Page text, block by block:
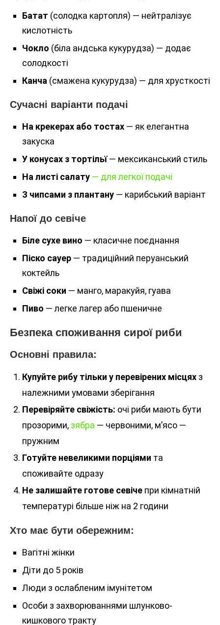
Батат (солодка картопля) — нейтралізує
кислотність
Чокло (біла андська кукурудза) — додає
солодкості
Канча (смажена кукурудза) — для хрусткості
Сучасні варіанти подачі
На крекерах або тостах — як елегантна
закуска
У конусах з тортільї— мексиканський стиль
На листі салату — для легкої подачі
З чипсами з плантану — карибський варіант
Напої до севіче
Біле сухе вино — класичне поєднання
Піско сауер — традиційний перуанський
коктейль
Свіжі соки — манго, маракуйя, гуава
Пиво — легке лагер або пшеничне
Безпека споживання сирої риби
Основні правила:
Купуйте рибу тільки у перевірених місцях з
належними умовами зберігання
Перевіряйте свіжість: очі риби мають бути
прозорими, зябра — червоними, м’ясо —
пружним
Готуйте невеликими порціями та
споживайте одразу
Не залишайте готове севіче при кімнатній
температурі більше ніж на 2 години
Хто має бути обережним:
Вагітні жінки
Діти до 5 років
Люди з ослабленим імунітетом
Особи з захворюваннями шлунково-
кишкового тракту